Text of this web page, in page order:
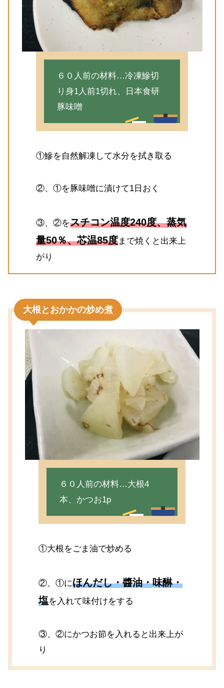
６０人前の材料…冷凍鰺切
り身1人前1切れ、日本食研
豚味噌
①鰺を自然解凍して水分を拭き取る
②、①を豚味噌に漬けて1日おく
③、②をスチコン温度240度、蒸気
量50％、芯温85度まで焼くと出来上
がり
大根とおかかの炒め煮
６０人前の材料…大根4
本、かつお1p
①大根をごま油で炒める
②、①にほんだし・醬油・味醂・
塩を入れて味付けをする
③、②にかつお節を入れると出来上が
り